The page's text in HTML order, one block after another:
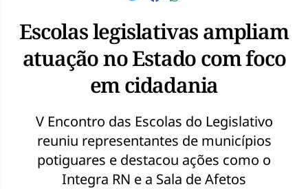
Escolas legislativas ampliam
atuação no Estado com foco
em cidadania
V Encontro das Escolas do Legislativo
reuniu representantes de municípios
potiguares e destacou ações como o
Integra RN e a Sala de Afetos